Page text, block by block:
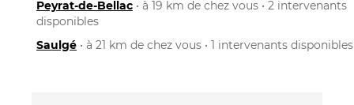
Peyrat-de-Bellac • à 19 km de chez vous • 2 intervenants
disponibles
Saulgé • à 21 km de chez vous • 1 intervenants disponibles